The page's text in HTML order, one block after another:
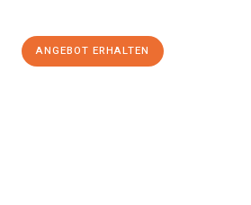
ANGEBOT ERHALTEN